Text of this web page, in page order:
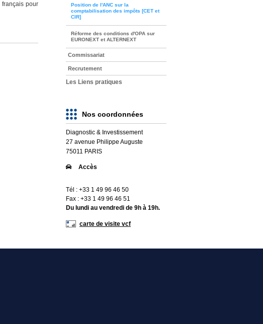
pour
Position de l'ANC sur la
comptabilisation des impôts [CET et
CIR]
Réforme des conditions d'OPA sur
EURONEXT et ALTERNEXT
Commissariat
Recrutement
Les Liens pratiques
Nos coordonnées
Diagnostic & Investissement
27 avenue Philippe Auguste
75011 PARIS
Accès
Tél : +33 1 49 96 46 50
Fax : +33 1 49 96 46 51
Du lundi au vendredi de 9h à 19h.
carte de visite vcf